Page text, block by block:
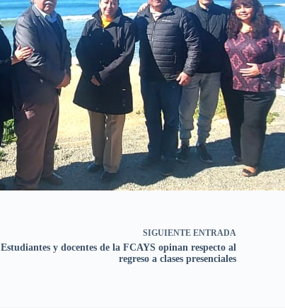
SIGUIENTE ENTRADA
Estudiantes y docentes de la FCAYS opinan respecto al
regreso a clases presenciales